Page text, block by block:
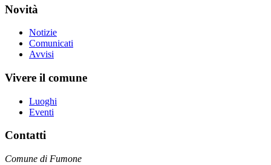
Novità
Notizie
Comunicati
Avvisi
Vivere il comune
Luoghi
Eventi
Contatti
Comune di Fumone